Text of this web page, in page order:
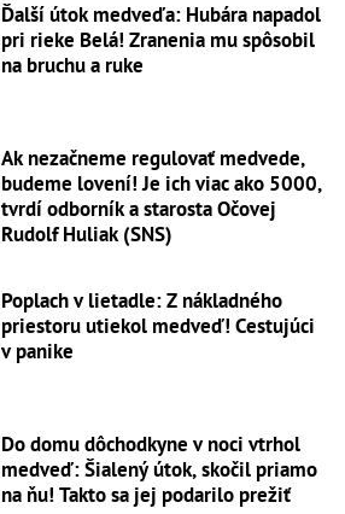
Ďalší útok medveďa: Hubára napadol
pri rieke Belá! Zranenia mu spôsobil
na bruchu a ruke
Ak nezačneme regulovať medvede,
budeme lovení! Je ich viac ako 5000,
tvrdí odborník a starosta Očovej
Rudolf Huliak (SNS)
Poplach v lietadle: Z nákladného
priestoru utiekol medveď! Cestujúci
v panike
Do domu dôchodkyne v noci vtrhol
medveď: Šialený útok, skočil priamo
na ňu! Takto sa jej podarilo prežiť